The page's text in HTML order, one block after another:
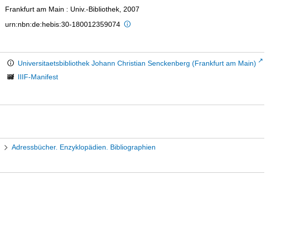
Frankfurt am Main : Univ.-Bibliothek, 2007
urn:nbn:de:hebis:30-180012359074
Universitaetsbibliothek Johann Christian Senckenberg (Frankfurt am Main)
IIIF-Manifest
Adressbücher. Enzyklopädien. Bibliographien